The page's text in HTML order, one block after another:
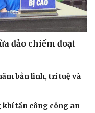
đảo chiếm đoạt
bản lĩnh, trí tuệ và
khí tấn công công an